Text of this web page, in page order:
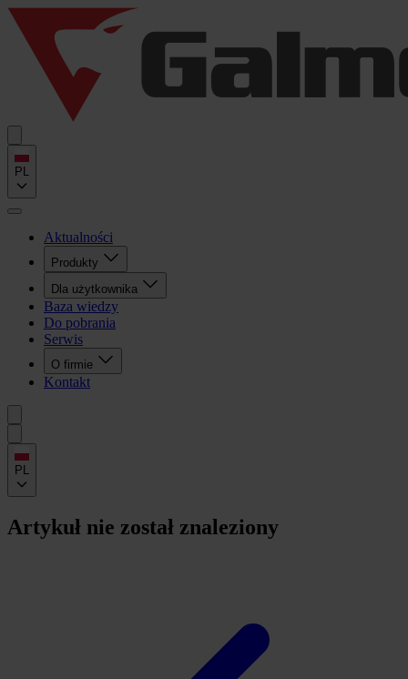
PL
Aktualności
Produkty
Dla użytkownika
Baza wiedzy
Do pobrania
Serwis
O firmie
Kontakt
PL
Artykuł nie został znaleziony